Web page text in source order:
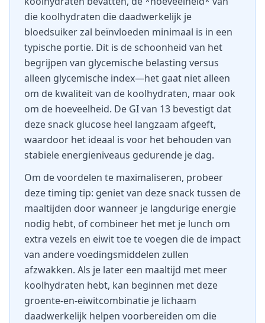
die koolhydraten die daadwerkelijk je
bloedsuiker zal beïnvloeden minimaal is in een
typische portie. Dit is de schoonheid van het
begrijpen van glycemische belasting versus
alleen glycemische index—het gaat niet alleen
om de kwaliteit van de koolhydraten, maar ook
om de hoeveelheid. De GI van 13 bevestigt dat
deze snack glucose heel langzaam afgeeft,
waardoor het ideaal is voor het behouden van
stabiele energieniveaus gedurende je dag.
Om de voordelen te maximaliseren, probeer
deze timing tip: geniet van deze snack tussen de
maaltijden door wanneer je langdurige energie
nodig hebt, of combineer het met je lunch om
extra vezels en eiwit toe te voegen die de impact
van andere voedingsmiddelen zullen
afzwakken. Als je later een maaltijd met meer
koolhydraten hebt, kan beginnen met deze
groente-en-eiwitcombinatie je lichaam
daadwerkelijk helpen voorbereiden om die